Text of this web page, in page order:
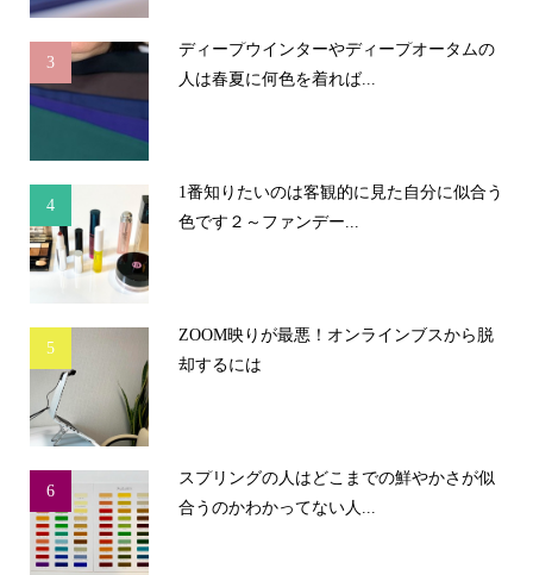
3
ディープウインターやディープオータムの
人は春夏に何色を着れば...
4
1番知りたいのは客観的に見た自分に似合う
色です２～ファンデー...
5
ZOOM映りが最悪！オンラインブスから脱
却するには
6
スプリングの人はどこまでの鮮やかさが似
合うのかわかってない人...